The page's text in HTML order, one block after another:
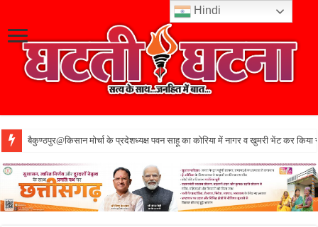
बैकुण्ठपुर@किसान मोर्चा के प्रदेशध्यक्ष पवन साहू का कोरिया में नागर व खुमरी भेंट कर किया
Hindi